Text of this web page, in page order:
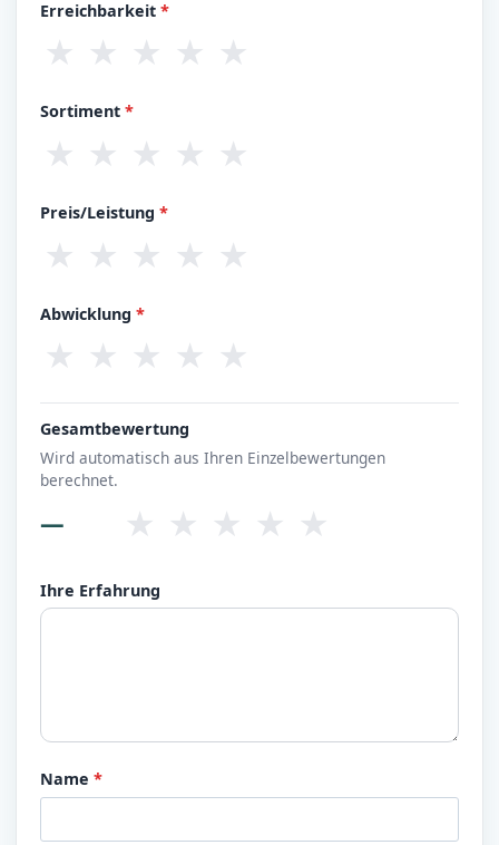
Erreichbarkeit*
★ ★ ★ ★ ★
Sortiment*
★ ★ ★ ★ ★
Preis/Leistung*
★ ★ ★ ★ ★
Abwicklung*
★ ★ ★ ★ ★
Gesamtbewertung
Wird automatisch aus Ihren Einzelbewertungen
berechnet.
— ★ ★ ★ ★ ★
Ihre Erfahrung
Name*